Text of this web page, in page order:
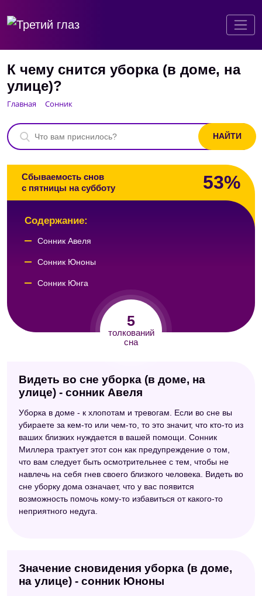
К чему снится уборка (в доме, на
улице)?
Главная Сонник
Сбываемость снов
с пятницы на субботу
53%
5
толкований
сна
Содержание:
Сонник Авеля
Сонник Юноны
Сонник Юнга
Сонник Кассандры
Сонник Симеона Прозорова
Видеть во сне уборка (в доме, на
улице) - сонник Авеля
Уборка в доме - к хлопотам и тревогам. Если во сне вы
убираете за кем-то или чем-то, то это значит, что кто-то из
ваших близких нуждается в вашей помощи. Сонник
Миллера трактует этот сон как предупреждение о том,
что вам следует быть осмотрительнее с тем, чтобы не
навлечь на себя гнев своего близкого человека. Видеть во
сне уборку дома означает, что у вас появится
возможность помочь кому-то избавиться от какого-то
неприятного недуга.
Значение сновидения уборка (в доме,
на улице) - сонник Юноны